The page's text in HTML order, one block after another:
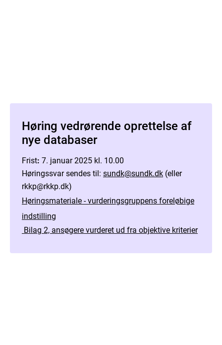
Høring vedrørende oprettelse af
nye databaser
Frist: 7. januar 2025 kl. 10.00
Høringssvar sendes til: sundk@sundk.dk (eller
rkkp@rkkp.dk)
Høringsmateriale - vurderingsgruppens foreløbige
indstilling
Bilag 2, ansøgere vurderet ud fra objektive kriterier